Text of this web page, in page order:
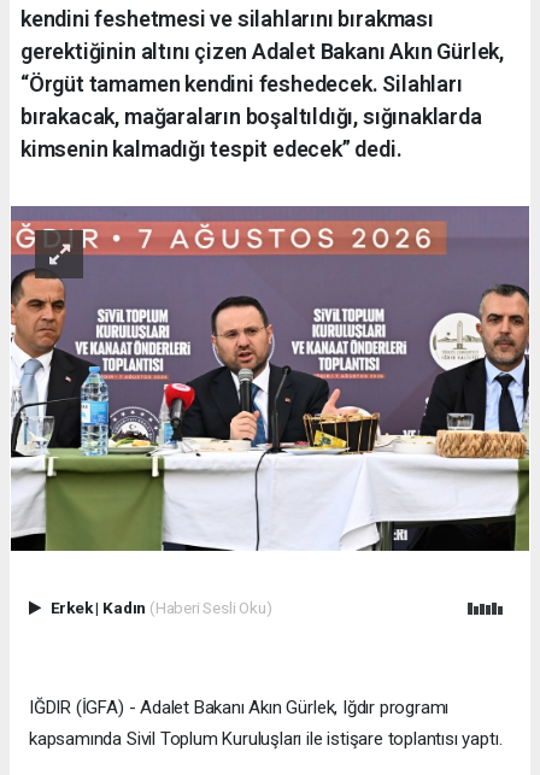
kendini feshetmesi ve silahlarını bırakması
gerektiğinin altını çizen Adalet Bakanı Akın Gürlek,
“Örgüt tamamen kendini feshedecek. Silahları
bırakacak, mağaraların boşaltıldığı, sığınaklarda
kimsenin kalmadığı tespit edecek” dedi.
Erkek| Kadın (Haberi Sesli Oku)
IĞDIR (İGFA) - Adalet Bakanı Akın Gürlek, Iğdır programı
kapsamında Sivil Toplum Kuruluşları ile istişare toplantısı yaptı.